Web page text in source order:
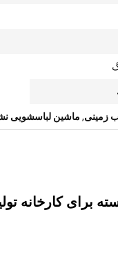
زمینی, ماشین لباسشویی
برای کارخانه تولید